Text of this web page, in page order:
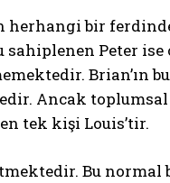
bir
Peter ise
Brian’ın
Ancak
tek kişi Louis’tir.
Bu